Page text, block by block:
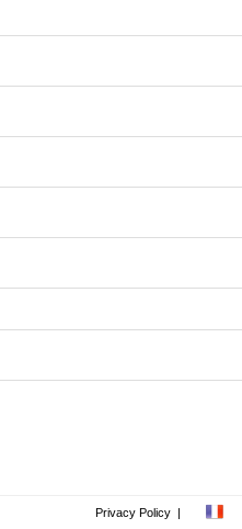
Privacy Policy |